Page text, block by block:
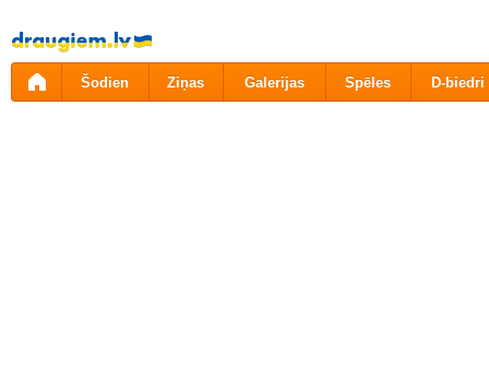
Pāriet
uz
saturu
Šodien Ziņas Galerijas Spēles D-biedri